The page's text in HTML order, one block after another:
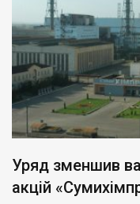
Уряд зменшив
акцій